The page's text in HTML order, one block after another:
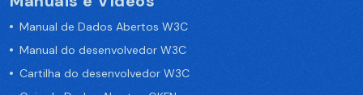
Manual de Dados Abertos W3C
Manual do desenvolvedor W3C
Cartilha do desenvolvedor W3C